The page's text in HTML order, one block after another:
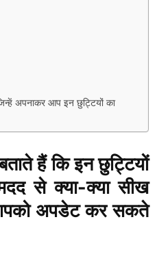
अपनाकर आप इन छुट्टियों का
हैं कि इन छुट्टियों
से क्या-क्या सीख
अपडेट कर सकते